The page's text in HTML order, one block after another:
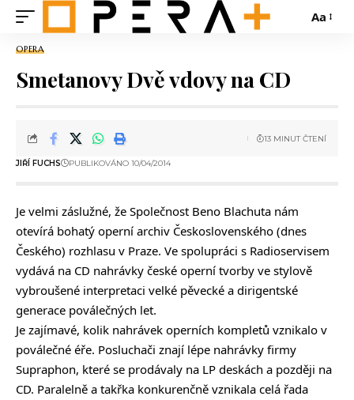
Aa
OPERA
Smetanovy Dvě vdovy na CD
JIŘÍ FUCHS PUBLIKOVÁNO 10/04/2014
13 MINUT ČTENÍ
Je velmi záslužné, že Společnost Beno Blachuta nám
otevírá bohatý operní archiv Československého (dnes
Českého) rozhlasu v Praze. Ve spolupráci s Radioservisem
vydává na CD nahrávky české operní tvorby ve stylově
vybroušené interpretaci velké pěvecké a dirigentské
generace poválečných let.
Je zajímavé, kolik nahrávek operních kompletů vznikalo v
poválečné éře. Posluchači znají lépe nahrávky firmy
Supraphon, které se prodávaly na LP deskách a později na
CD. Paralelně a takřka konkurenčně vznikala celá řada